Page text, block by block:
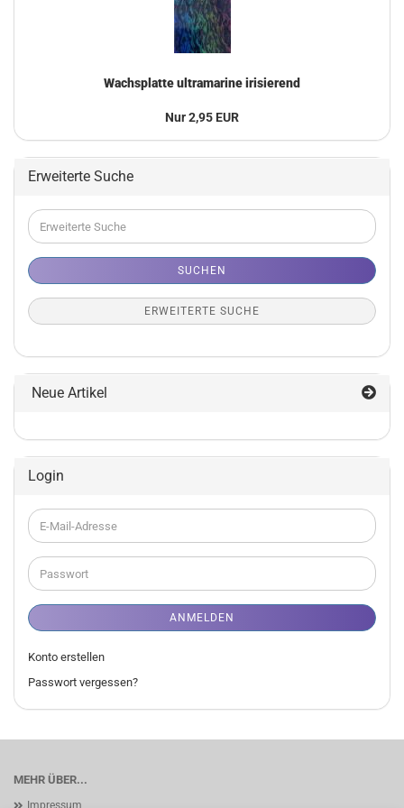
Wachsplatte ultramarine irisierend
Nur 2,95 EUR
Erweiterte Suche
Erweiterte
Suche
SUCHEN
ERWEITERTE SUCHE
Neue Artikel
Login
E-
Mail-
Adresse
Passwort
ANMELDEN
Konto erstellen
Passwort vergessen?
MEHR ÜBER...
Impressum